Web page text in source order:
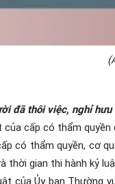
đã thôi việc, nghỉ hưu
cấp có thẩm
có thẩm quyền, cơ
thời gian thi hành kỷ
của Ủy ban Thường